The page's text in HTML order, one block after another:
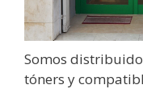
Somos
tóners y